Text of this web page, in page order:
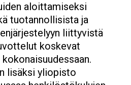
aloittamiseksi
tuotannollisista ja
liittyvistä
koskevat
lisäksi yliopisto